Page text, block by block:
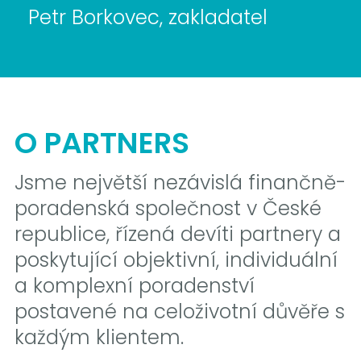
Petr Borkovec, zakladatel
O PARTNERS
Jsme největší nezávislá finančně-
poradenská společnost v České
republice, řízená devíti partnery a
poskytující objektivní, individuální
a komplexní poradenství
postavené na celoživotní důvěře s
každým klientem.